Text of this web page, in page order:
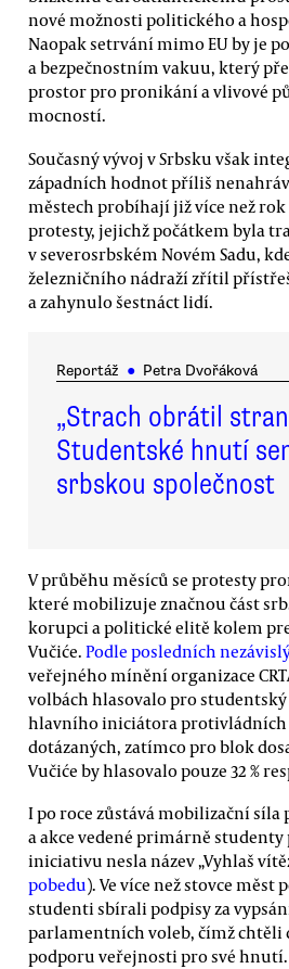
nové možnosti politického a
Naopak setrvání mimo EU by je
a bezpečnostním vakuu, který
prostor pro pronikání a vlivové
mocností.
Současný vývoj v Srbsku však
západních hodnot příliš
městech probíhají již více než
protesty, jejichž počátkem byla
v severosrbském Novém Sadu,
železničního nádraží zřítil
a zahynulo šestnáct lidí.
Reportáž ● Petra Dvořáková
„Strach obrátil
Studentské hnutí
srbskou společnost
V průběhu měsíců se protesty
které mobilizuje značnou část
korupci a politické elitě kolem
Vučiće. Podle posledních
veřejného mínění organizace
volbách hlasovalo pro
hlavního iniciátora protivládních
dotázaných, zatímco pro blok
Vučiće by hlasovalo pouze 32 %
I po roce zůstává mobilizační síla
a akce vedené primárně
iniciativu nesla název „Vyhlaš
pobedu). Ve více než stovce měst
studenti sbírali podpisy za
parlamentních voleb, čímž chtěli
podporu veřejnosti pro své hnutí.